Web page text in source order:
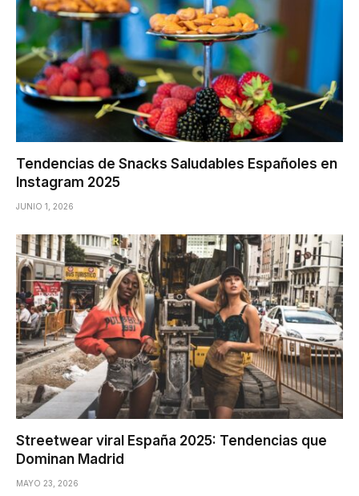
Tendencias de Snacks Saludables Españoles en
Instagram 2025
JUNIO 1, 2026
Streetwear viral España 2025: Tendencias que
Dominan Madrid
MAYO 23, 2026